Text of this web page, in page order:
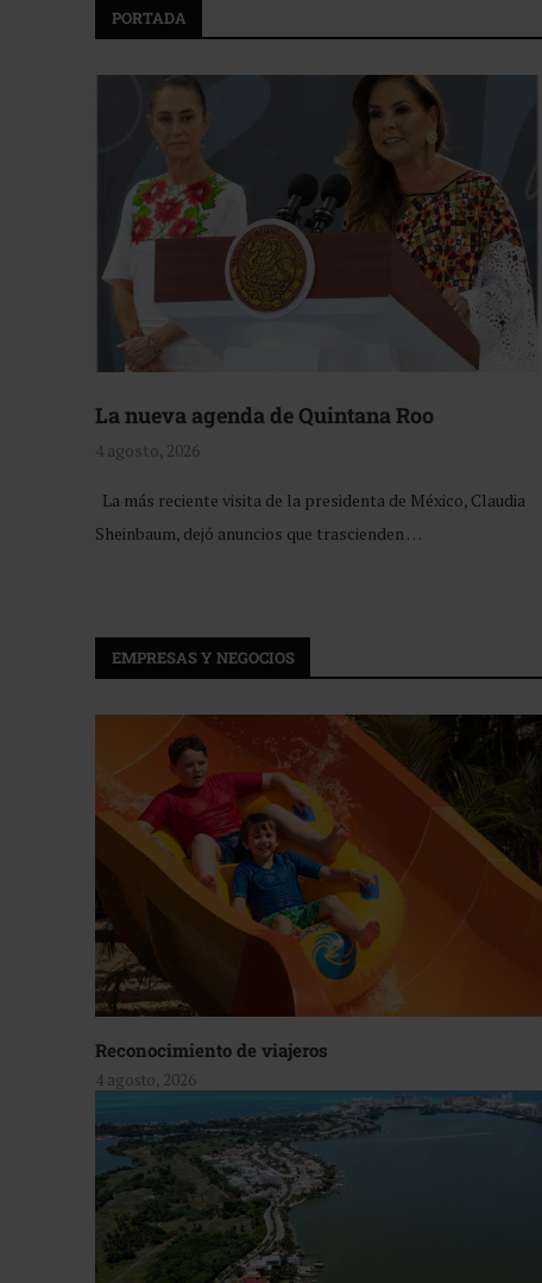
PORTADA
La nueva agenda de Quintana Roo
4 agosto, 2026
La más reciente visita de la presidenta de México, Claudia
Sheinbaum, dejó anuncios que trascienden …
EMPRESAS Y NEGOCIOS
Reconocimiento de viajeros
4 agosto, 2026